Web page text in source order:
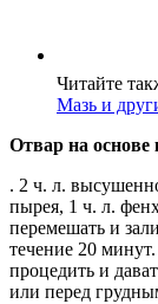
Читайте
Мазь и
Отвар на основе
. 2 ч. л.
пырея, 1 ч. л.
перемешать и
течение 20
процедить и
или перед